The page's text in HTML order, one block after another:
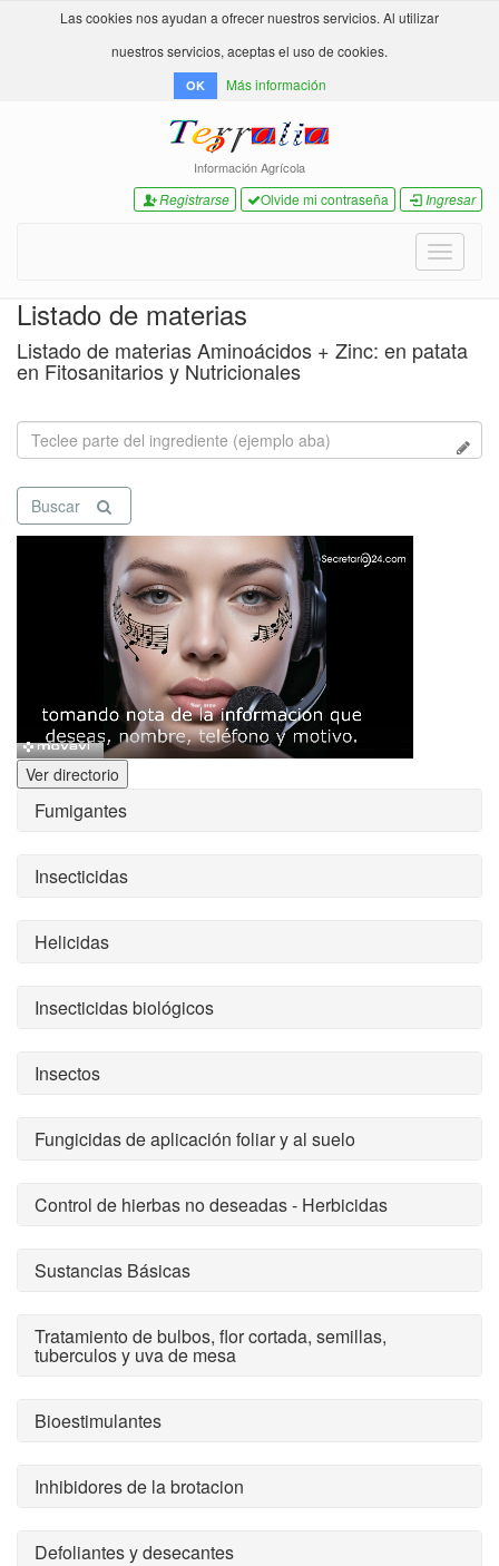
Las cookies nos ayudan a ofrecer nuestros servicios. Al utilizar
nuestros servicios, aceptas el uso de cookies.
OK Más información
Información Agrícola
Registrarse Olvide mi contraseña Ingresar
Toggle
Listado de materias
Listado de materias Aminoácidos + Zinc: en patata
en Fitosanitarios y Nutricionales
Buscar
Ver directorio
Fumigantes
Insecticidas
Helicidas
Insecticidas biológicos
Insectos
Fungicidas de aplicación foliar y al suelo
Control de hierbas no deseadas - Herbicidas
Sustancias Básicas
Tratamiento de bulbos, flor cortada, semillas,
tuberculos y uva de mesa
Bioestimulantes
Inhibidores de la brotacion
Defoliantes y desecantes